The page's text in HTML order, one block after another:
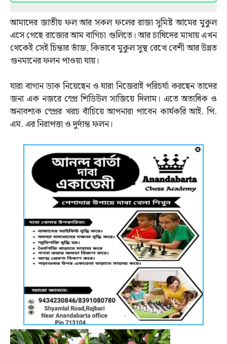
আমাদের জাতীয় ফল আর সকল ফলের রাজা সুমিষ্ট আমের মুকুল
এসে গেছে রাজ্যের আম বাগিচা গুলিতে। আর চাষিদের মাথায় এখন
থেকেই সেই চিন্তার ভাঁজ, কিভাবে মুকুল সুস্থ রেখে বেশী আর উন্নত
গুনমানের ফলন পাওয়া যায়।
যারা বাগান ডাক নিয়েছেন ও যারা নিজেরাই পরিচর্যা করছেন তাদের
জন্য এক নজরে স্প্রে শিডিউল সাজিয়ে দিলাম। এতে অত্যধিক ও
অনাবশ্যক স্প্রের খরচ বাঁচিয়ে আপনারা পাবেন কার্যকরি আই. পি.
এম. এর নিরাপত্তা ও দুর্দান্ত ফলন।